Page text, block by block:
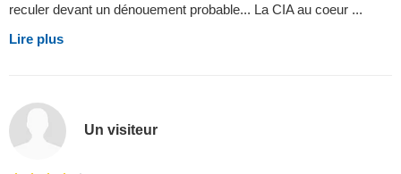
reculer devant un dénouement probable... La CIA au coeur ...
Lire plus
Un visiteur